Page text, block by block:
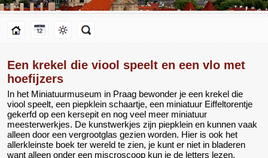
Een krekel die viool speelt en een vlo met
hoefijzers
In het Miniatuurmuseum in Praag bewonder je een krekel die
viool speelt, een piepklein schaartje, een miniatuur Eiffeltorentje
gekerfd op een kersepit en nog veel meer miniatuur
meesterwerkjes. De kunstwerkjes zijn piepklein en kunnen vaak
alleen door een vergrootglas gezien worden. Hier is ook het
allerkleinste boek ter wereld te zien, je kunt er niet in bladeren
want alleen onder een miscroscoop kun je de letters lezen.